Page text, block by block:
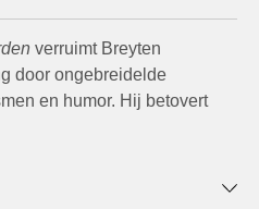
verruimt Breyten
door ongebreidelde
en humor. Hij betovert